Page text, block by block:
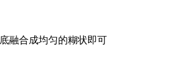
融合成均匀的糊状即可